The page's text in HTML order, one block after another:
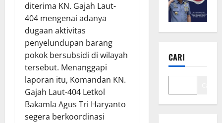
diterima KN. Gajah Laut-
404 mengenai adanya
dugaan aktivitas
penyelundupan barang
pokok bersubsidi di wilayah
tersebut. Menanggapi
laporan itu, Komandan KN.
Gajah Laut-404 Letkol
Bakamla Agus Tri Haryanto
segera berkoordinasi
CARI